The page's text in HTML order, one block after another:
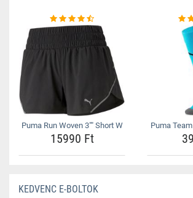
Puma Run Woven 3"" Short W
15990 Ft
Puma
KEDVENC E-BOLTOK